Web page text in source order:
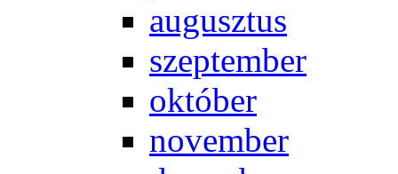
au­gusz­tus
szep­tem­ber
ok­tó­ber
no­vem­ber